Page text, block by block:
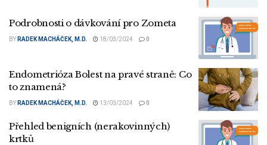
Podrobnosti o dávkování pro Zometa
BY RADEK MACHÁČEK, M.D. 18/03/2024 0
Endometrióza Bolest na pravé straně: Co
to znamená?
BY RADEK MACHÁČEK, M.D. 13/03/2024 0
Přehled benigních (nerakovinných)
krtků